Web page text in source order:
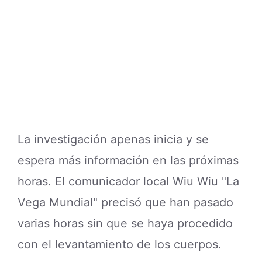
La investigación apenas inicia y se
espera más información en las próximas
horas. El comunicador local Wiu Wiu "La
Vega Mundial" precisó que han pasado
varias horas sin que se haya procedido
con el levantamiento de los cuerpos.